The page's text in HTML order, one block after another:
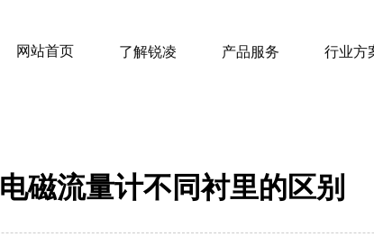
网站首页 了解锐凌 产品服务 行业方
电磁流量计不同衬里的区别